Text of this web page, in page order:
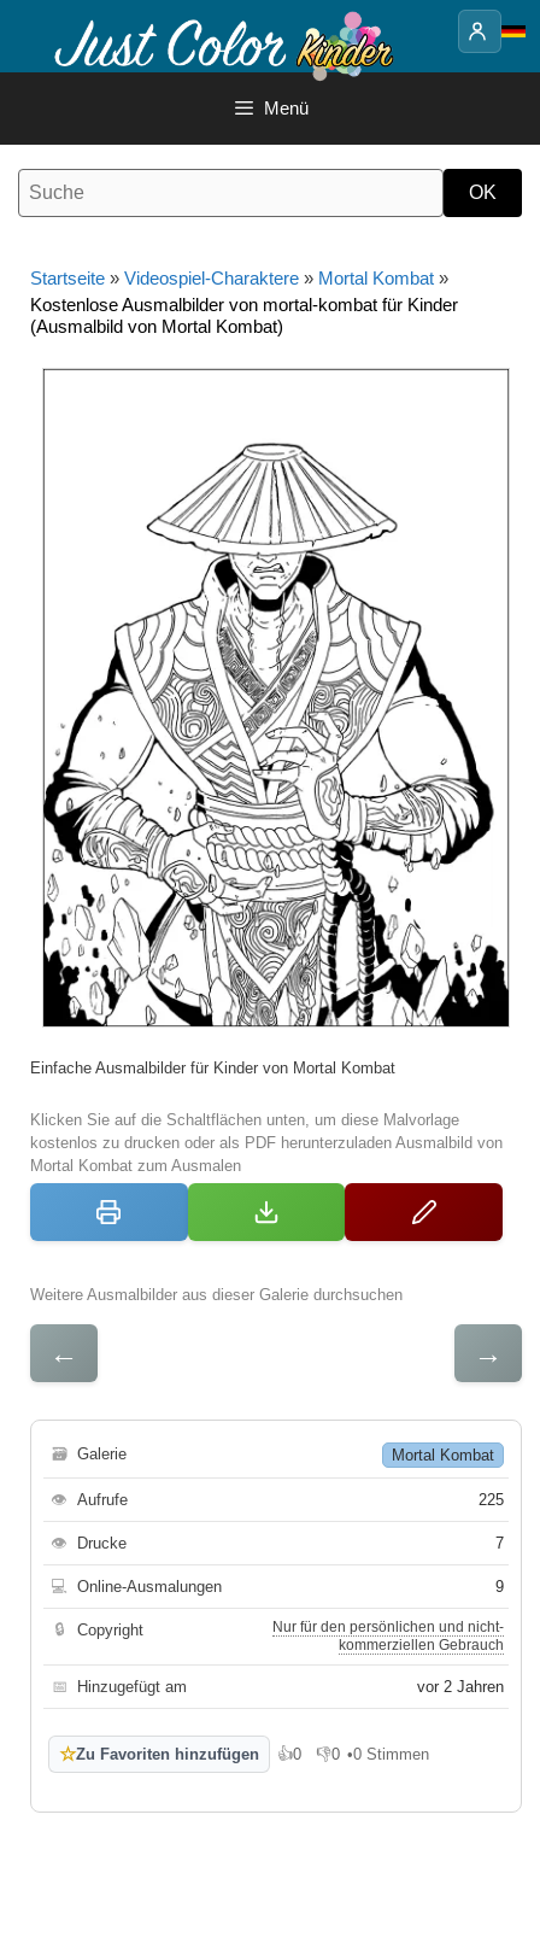
Inhalt
Menü
Startseite » Videospiel-Charaktere » Mortal Kombat »
Kostenlose Ausmalbilder von mortal-kombat für Kinder
(Ausmalbild von Mortal Kombat)
Einfache Ausmalbilder für Kinder von Mortal Kombat
Klicken Sie auf die Schaltflächen unten, um diese Malvorlage
kostenlos zu drucken oder als PDF herunterzuladen Ausmalbild von
Mortal Kombat zum Ausmalen
Weitere Ausmalbilder aus dieser Galerie durchsuchen
← →
🗃 Galerie Mortal Kombat
👁 Aufrufe 225
👁 Drucke 7
💻 Online-Ausmalungen 9
🔒 Copyright
Nur für den persönlichen und nicht-
kommerziellen Gebrauch
📅 Hinzugefügt am vor 2 Jahren
☆Zu Favoriten hinzufügen 👍0
Gefällt mir
👎0
Gefällt mir nicht
•0 Stimmen